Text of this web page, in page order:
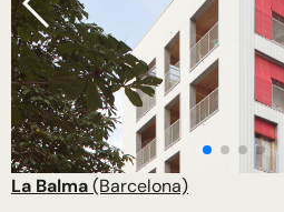
La Balma(Barcelona)